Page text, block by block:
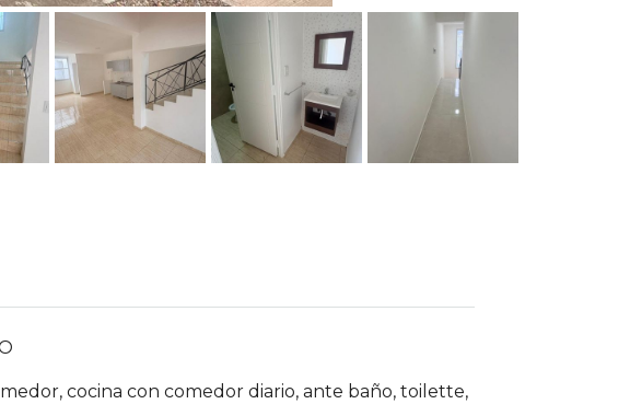
cocina con comedor diario, ante baño, toilette,